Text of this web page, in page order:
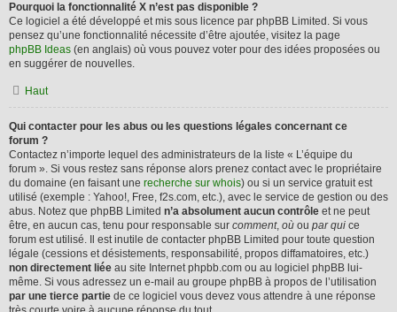
Pourquoi la fonctionnalité X n’est pas disponible ?
Ce logiciel a été développé et mis sous licence par phpBB Limited. Si vous
pensez qu’une fonctionnalité nécessite d’être ajoutée, visitez la page
phpBB Ideas (en anglais) où vous pouvez voter pour des idées proposées ou
en suggérer de nouvelles.
Haut
Qui contacter pour les abus ou les questions légales concernant ce
forum ?
Contactez n’importe lequel des administrateurs de la liste « L’équipe du
forum ». Si vous restez sans réponse alors prenez contact avec le propriétaire
du domaine (en faisant une recherche sur whois) ou si un service gratuit est
utilisé (exemple : Yahoo!, Free, f2s.com, etc.), avec le service de gestion ou des
abus. Notez que phpBB Limited n’a absolument aucun contrôle et ne peut
être, en aucun cas, tenu pour responsable sur comment, où ou par qui ce
forum est utilisé. Il est inutile de contacter phpBB Limited pour toute question
légale (cessions et désistements, responsabilité, propos diffamatoires, etc.)
non directement liée au site Internet phpbb.com ou au logiciel phpBB lui-
même. Si vous adressez un e-mail au groupe phpBB à propos de l’utilisation
par une tierce partie de ce logiciel vous devez vous attendre à une réponse